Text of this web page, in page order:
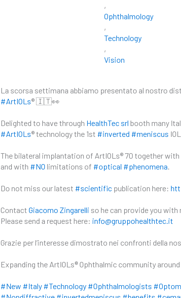
,
Ophthalmology
,
Technology
,
Vision
La scorsa settimana abbiamo presentato al nostro
#ArtIOLs® 🇮🇹👀
Delighted to have through HealthTec srl booth many
#ArtIOLs® technology the 1st #inverted #meniscus
The bilateral implantation of ArtIOLs® 70 together with
and with #NO limitations of #optical #phenomena.
Do not miss our latest #scientificpublication here:
Contact Giacomo Zingarelli so he can provide you
Please send a request here: info@gruppohealthtec.it
Grazie per l’interesse dimostrato nei confronti della
Expanding the ArtIOLs® Ophthalmic community
#New #Italy #Technology #Ophthalmologists